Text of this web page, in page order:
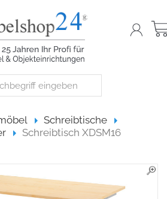
Schreibtische
Schreibtisch XDSM16